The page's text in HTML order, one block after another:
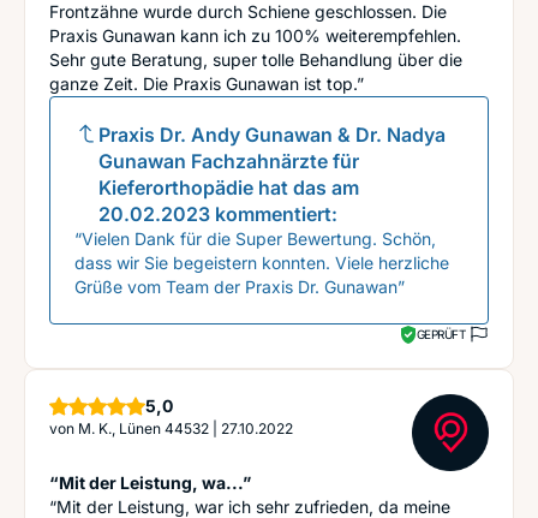
Frontzähne wurde durch Schiene geschlossen. Die
Praxis Gunawan kann ich zu 100% weiterempfehlen.
Sehr gute Beratung, super tolle Behandlung über die
ganze Zeit. Die Praxis Gunawan ist top.”
Praxis Dr. Andy Gunawan & Dr. Nadya
Gunawan Fachzahnärzte für
Kieferorthopädie hat das am
20.02.2023 kommentiert:
“Vielen Dank für die Super Bewertung. Schön,
dass wir Sie begeistern konnten. Viele herzliche
Grüße vom Team der Praxis Dr. Gunawan”
GEPRÜFT
5,0Sterne
von M. K., Lünen 44532 27.10.2022
“Mit der Leistung, wa...”
“Mit der Leistung, war ich sehr zufrieden, da meine